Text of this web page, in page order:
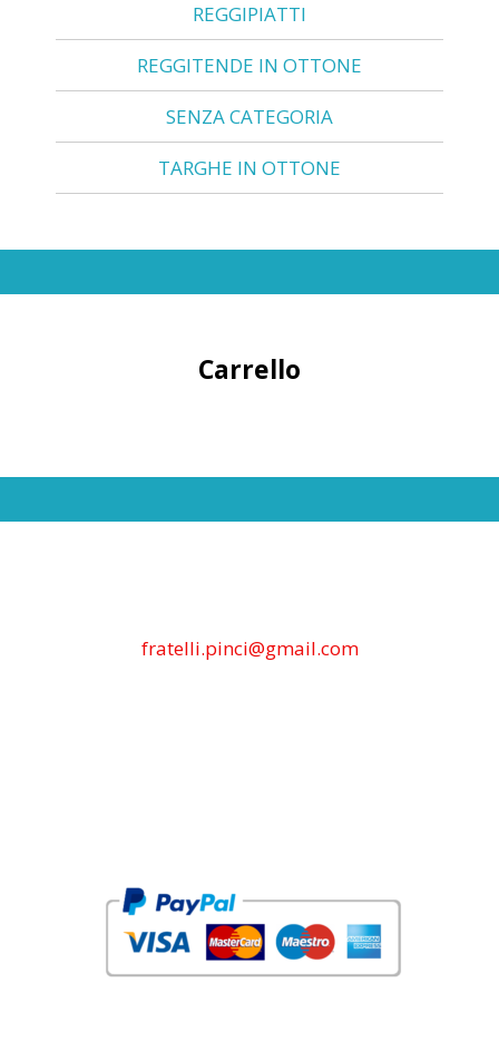
REGGIPIATTI
REGGITENDE IN OTTONE
SENZA CATEGORIA
TARGHE IN OTTONE
Carrello
fratelli.pinci@gmail.com